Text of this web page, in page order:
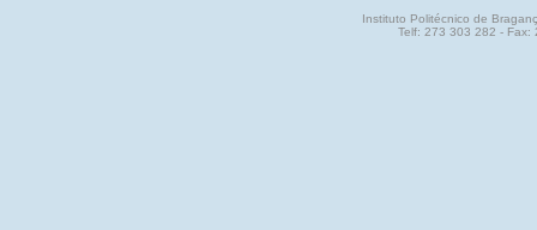
Instituto Politécnico de
Telf: 273 303 282 - Fax: